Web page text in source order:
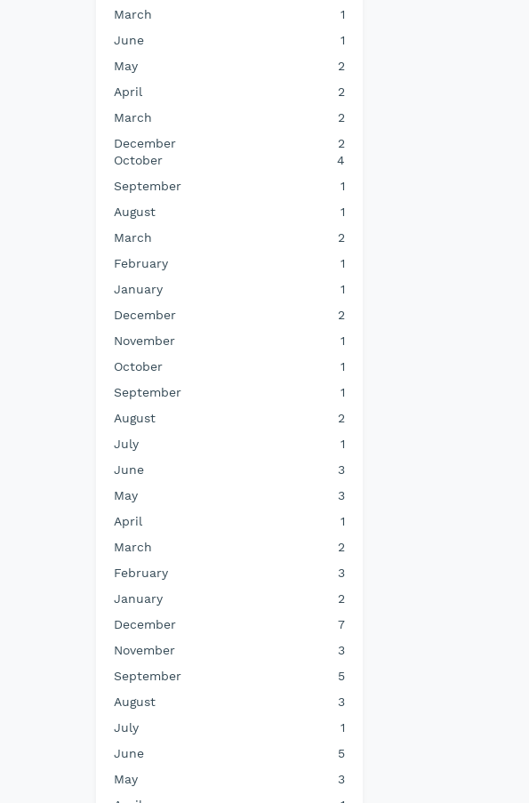
March
1
June
1
May
2
April
2
March
2
December
2
October
4
September
1
August
1
March
2
February
1
January
1
December
2
November
1
October
1
September
1
August
2
July
1
June
3
May
3
April
1
March
2
February
3
January
2
December
7
November
3
September
5
August
3
July
1
June
5
May
3